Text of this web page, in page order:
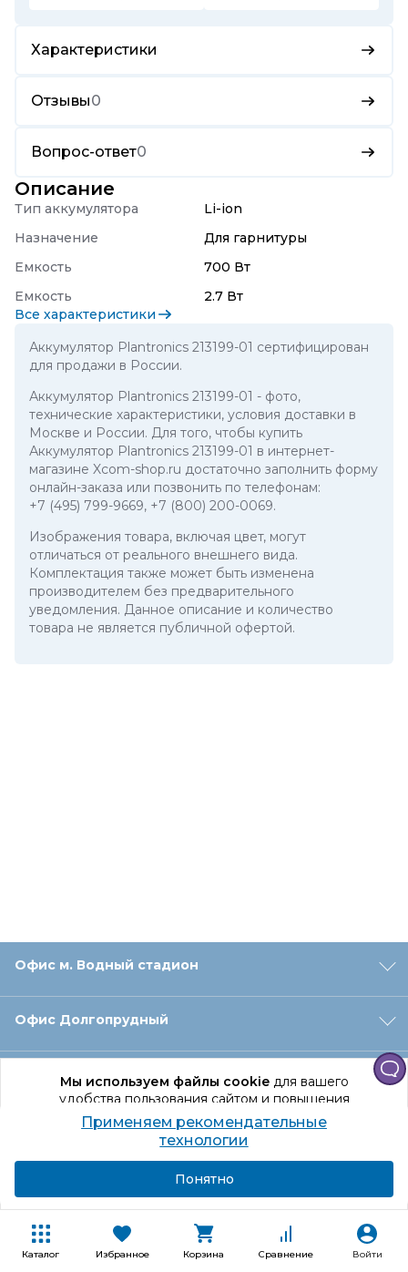
Каталог Избранное Корзина Сравнение Войти
Мы используем файлы cookieдля вашего
удобства пользования сайтом и повышения
качества рекомендаций.
Продолжая использование сайта, вы даете
согласие на обработку персональных данных
Характеристики
Отзывы0
Вопрос-ответ0
Описание
Тип аккумулятора
Li-ion
Назначение
Для гарнитуры
Емкость
700 Вт
Емкость
2.7 Вт
Все характеристики
Аккумулятор Plantronics 213199-01 сертифицирован
для продажи в России.
Аккумулятор Plantronics 213199-01 - фото,
технические характеристики, условия доставки в
Москве и России. Для того, чтобы купить
Аккумулятор Plantronics 213199-01 в интернет-
магазине Xcom-shop.ru достаточно заполнить форму
онлайн-заказа или позвонить по телефонам:
+7 (495) 799-9669, +7 (800) 200-0069.
Изображения товара, включая цвет, могут
отличаться от реального внешнего вида.
Комплектация также может быть изменена
производителем без предварительного
уведомления. Данное описание и количество
товара не является публичной офертой.
Офис м. Водный стадион
Офис Долгопрудный
Офис Санкт‑Петербург
Оформление заказа
Покупателям
Применяем рекомендательные
технологии
Понятно